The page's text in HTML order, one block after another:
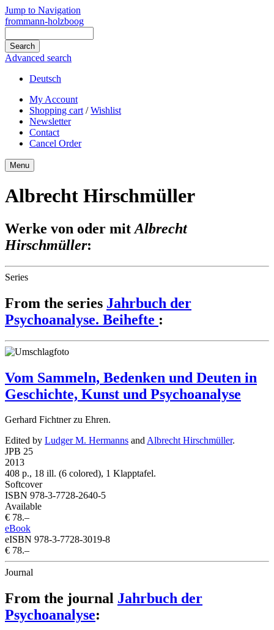
Jump to Navigation
frommann-holzboog
Advanced search
Deutsch
My Account
Shopping cart /Wishlist
Newsletter
Contact
Cancel Order
Menu
Albrecht Hirschmüller
Werke von oder mit Albrecht
Hirschmüller:
Series
From the series Jahrbuch der
Psychoanalyse. Beihefte :
Vom Sammeln, Bedenken und Deuten in
Geschichte, Kunst und Psychoanalyse
Gerhard Fichtner zu Ehren.
Edited by Ludger M. Hermanns andAlbrecht Hirschmüller.
JPB 25
2013
408 p., 18 ill. (6 colored), 1 Klapptafel.
Softcover
ISBN 978-3-7728-2640-5
Available
€ 78.–
eBook
eISBN 978-3-7728-3019-8
€ 78.–
Journal
From the journal Jahrbuch der
Psychoanalyse: